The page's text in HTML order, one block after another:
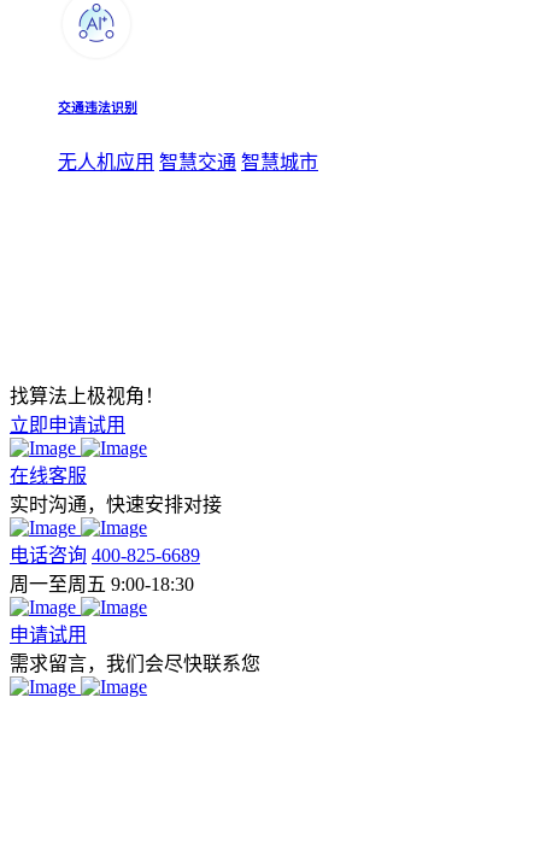
交通违法识别
无人机应用 智慧交通 智慧城市
找算法上极视角！
立即申请试用
在线客服
实时沟通，快速安排对接
电话咨询 400-825-6689
周一至周五 9:00-18:30
申请试用
需求留言，我们会尽快联系您